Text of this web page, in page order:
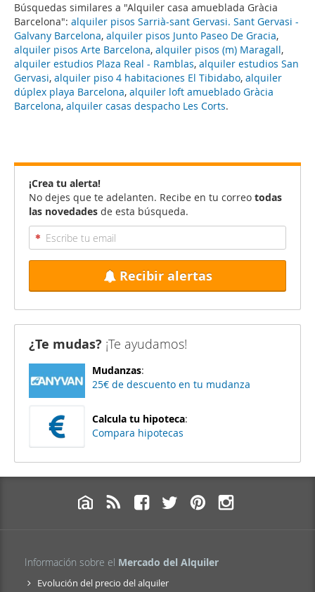
Búsquedas similares a "Alquiler casa amueblada Gràcia
Barcelona": alquiler pisos Sarrià-sant Gervasi. Sant Gervasi -
Galvany Barcelona, alquiler pisos Junto Paseo De Gracia,
alquiler pisos Arte Barcelona, alquiler pisos (m) Maragall,
alquiler estudios Plaza Real - Ramblas, alquiler estudios San
Gervasi, alquiler piso 4 habitaciones El Tibidabo, alquiler
dúplex playa Barcelona, alquiler loft amueblado Gràcia
Barcelona, alquiler casas despacho Les Corts.
¡Crea tu alerta!
No dejes que te adelanten. Recibe en tu correo todas
las novedades de esta búsqueda.
Recibir alertas
¿Te mudas? ¡Te ayudamos!
Mudanzas:
25€ de descuento en tu mudanza
Calcula tu hipoteca:
Compara hipotecas
Información sobre el Mercado del Alquiler
Evolución del precio del alquiler